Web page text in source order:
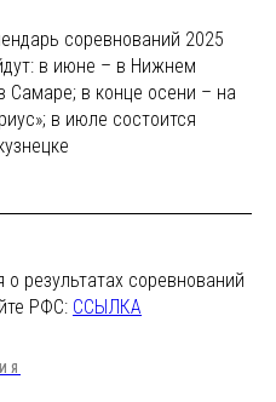
соревнований 2025
в июне – в Нижнем
Самаре; в конце осени – на
в июле состоится
результатах соревнований
РФС: ССЫЛКА